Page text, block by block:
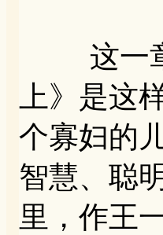
这一章
上》是这
个寡妇的
智慧、聪
里，作王